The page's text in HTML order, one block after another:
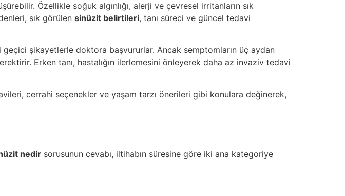
Özellikle soğuk algınlığı, alerji ve çevresel irritanların sık
sık görülen sinüzit belirtileri, tanı süreci ve güncel tedavi
geçici şikayetlerle doktora başvururlar. Ancak semptomların üç aydan
Erken tanı, hastalığın ilerlemesini önleyerek daha az invaziv tedavi
cerrahi seçenekler ve yaşam tarzı önerileri gibi konulara değinerek,
nedir sorusunun cevabı, iltihabın süresine göre iki ana kategoriye